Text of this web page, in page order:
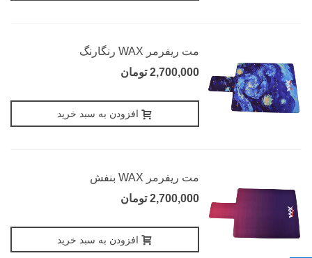
مت ریفرمر WAX رنگارنگ
2,700,000 تومان
افزودن به سبد خرید
مت ریفرمر WAX بنفش
2,700,000 تومان
افزودن به سبد خرید